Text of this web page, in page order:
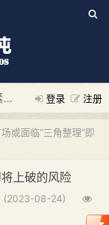
登录 注册
如果您觉得本站非常有看点，那么赶紧使用Ctrl+D 收藏我们吧
新添加量子混沌系统板块，欢迎大家访问！
---“量子混沌系
或面临“三角整理”即
上破的风险
(2023-08-24)